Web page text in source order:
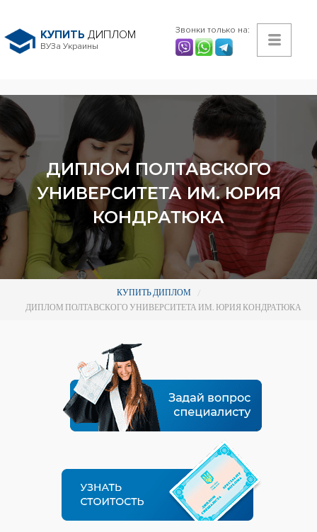
КУПИТЬ ДИПЛОМ
ВУЗа Украины
Звонки только на:
ДИПЛОМ ПОЛТАВСКОГО
УНИВЕРСИТЕТА ИМ. ЮРИЯ
КОНДРАТЮКА
КУПИТЬ ДИПЛОМ
ДИПЛОМ ПОЛТАВСКОГО УНИВЕРСИТЕТА ИМ. ЮРИЯ КОНДРАТЮКА